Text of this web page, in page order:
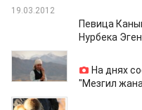
19.03.2012
Певица
Нурбека
15.03.2012
На днях
"Мезгил
15.03.2012